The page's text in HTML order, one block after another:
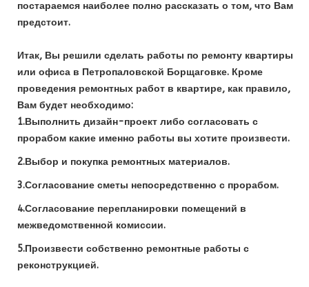
постараемся наиболее полно рассказать о том, что Вам
предстоит.
Итак, Вы решили сделать работы по ремонту квартиры
или офиса в Петропаловской Борщаговке. Кроме
проведения ремонтных работ в квартире, как правило,
Вам будет необходимо:
1.Выполнить дизайн-проект либо согласовать с
прорабом какие именно работы вы хотите произвести.
2.Выбор и покупка ремонтных материалов.
3.Согласование сметы непосредственно с прорабом.
4.Согласование перепланировки помещений в
межведомственной комиссии.
5.Произвести собственно ремонтные работы с
реконструкцией.